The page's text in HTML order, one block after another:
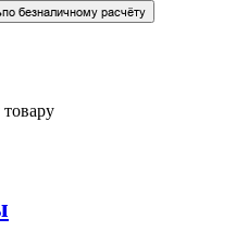
по безналичному расчёту